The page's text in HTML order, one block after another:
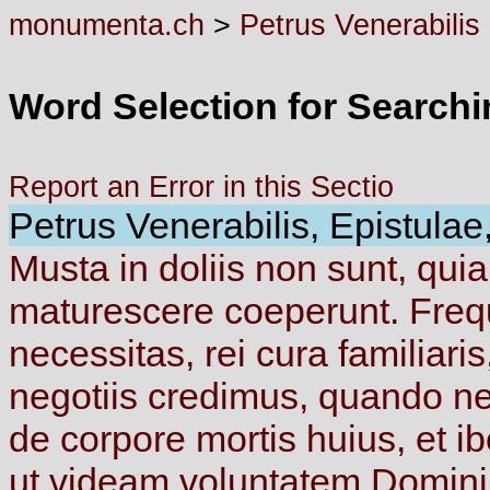
monumenta.ch > Petrus Venerabilis
Word Selection for
Report an Error in this Sectio
Petrus Venerabilis,
Musta in doliis non sunt,
maturescere coeperunt.
necessitas, rei cura
negotiis credimus, quando
de corpore mortis huius, et
ut videam voluntatem